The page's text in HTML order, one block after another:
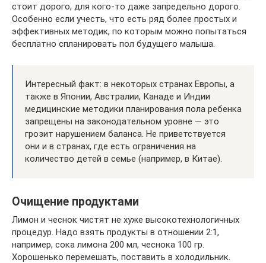
стоит дорого, для кого-то даже запредельно дорого.
Особенно если учесть, что есть ряд более простых и
эффективных методик, по которым можно попытаться
бесплатно спланировать пол будущего малыша.
Интересный факт: в некоторых странах Европы, а
также в Японии, Австралии, Канаде и Индии
медицинские методики планирования пола ребенка
запрещены на законодательном уровне — это
грозит нарушением баланса. Не приветствуется
они и в странах, где есть ограничения на
количество детей в семье (например, в Китае).
Очищение продуктами
Лимон и чеснок чистят не хуже высокотехнологичных
процедур. Надо взять продукты в отношении 2:1,
например, сока лимона 200 мл, чеснока 100 гр.
Хорошенько перемешать, поставить в холодильник.